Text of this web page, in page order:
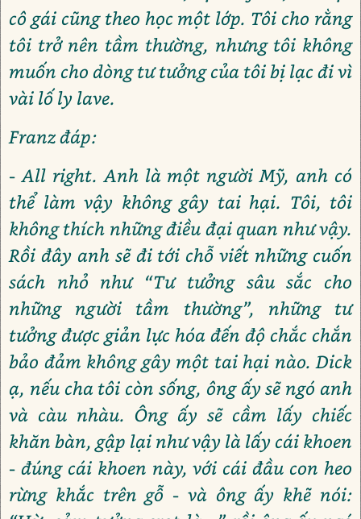
cô gái cũng theo học một lớp. Tôi cho rằng
tôi trở nên tầm thường, nhưng tôi không
muốn cho dòng tư tưởng của tôi bị lạc đi vì
vài lố ly lave.
Franz đáp:
- All right. Anh là một người Mỹ, anh có
thể làm vậy không gây tai hại. Tôi, tôi
không thích những điều đại quan như vậy.
Rồi đây anh sẽ đi tới chỗ viết những cuốn
sách nhỏ như “Tư tưởng sâu sắc cho
những người tầm thường”, những tư
tưởng được giản lực hóa đến độ chắc chắn
bảo đảm không gây một tai hại nào. Dick
ạ, nếu cha tôi còn sống, ông ấy sẽ ngó anh
và càu nhàu. Ông ấy sẽ cầm lấy chiếc
khăn bàn, gập lại như vậy là lấy cái khoen
- đúng cái khoen này, với cái đầu con heo
rừng khắc trên gỗ - và ông ấy khẽ nói: